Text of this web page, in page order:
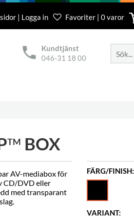
| Logga in Favoriter | 0 varor
Kundtjänst
046-31 18 00
TM BOX
AV-mediabox för
CD/DVD eller
med transparant
FÄRG/FINISH:
VARIANT: